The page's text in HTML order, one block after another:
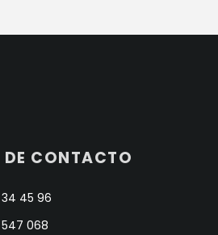
CONTACTO
45 96
547 068